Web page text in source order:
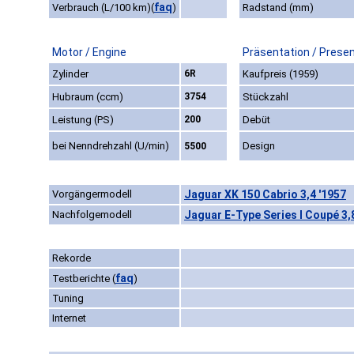
Verbrauch (L/100 km)(faq) Radstand (mm)
Motor / Engine Präsentation /
Zylinder 6R
Kaufpreis (1959)
Hubraum (ccm)
3754
Stückzahl
Leistung (PS)
200 Debüt
bei Nenndrehzahl (U/min) 5500 Design
Vorgängermodell Jaguar XK 150 Cabrio 3,4 '1957
Nachfolgemodell Jaguar E-Type Series I Coupé
Rekorde
Testberichte (faq)
Tuning
Internet